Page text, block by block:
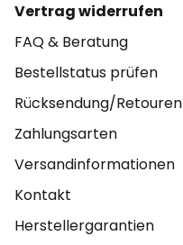
Vertrag widerrufen
FAQ & Beratung
Bestellstatus prüfen
Rücksendung/Retouren
Zahlungsarten
Versandinformationen
Kontakt
Herstellergarantien